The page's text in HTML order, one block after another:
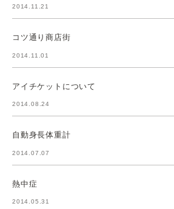
2014.11.21
コツ通り商店街
2014.11.01
アイチケットについて
2014.08.24
自動身長体重計
2014.07.07
熱中症
2014.05.31